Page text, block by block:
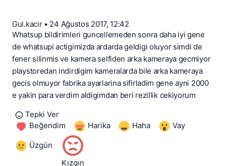
Gul.kacir • 24 Ağustos 2017, 12:42
Whatsup bildirimleri guncellemeden sonra daha iyi gene
de whatsupi actigimizda ardarda geldigi oluyor simdi de
fener silinmis ve kamera selfiden arka kameraya gecmiyor
playstoredan indirdigim kameralarda bile arka kameraya
gecis olmuyor fabrika ayarlarina sifirladim gene ayni 2000
e yakin para verdim aldigimdan beri rezillik cekiyorum
Tepki Ver
Beğendim
Harika Haha Vay
Üzgün
Kızgın